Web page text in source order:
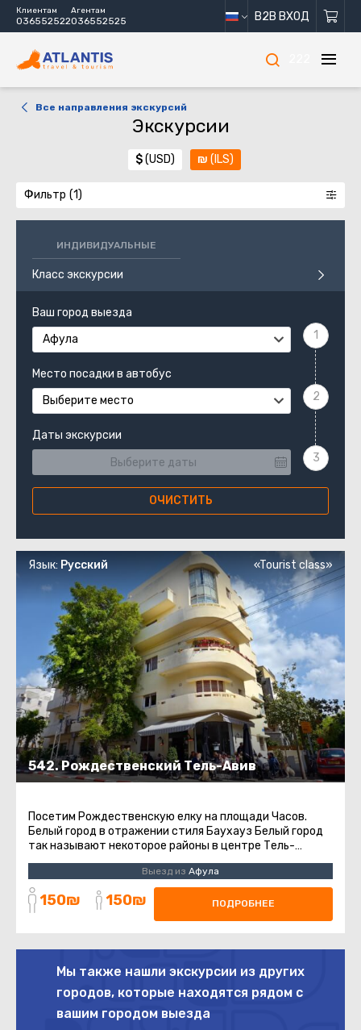
Клиентам
036552522
Агентам
036552525 B2B ВХОД
Все направления экскурсий
Экскурсии
$(USD) ₪ (ILS)
Фильтр
ИНДИВИДУАЛЬНЫЕ
Класс экскурсии
Ваш город выезда
Афула
Место посадки в автобус
Выберите место
Даты экскурсии
ОЧИСТИТЬ
542. Рождественский Тель-Авив
Язык: Русский «Tourist class»
Посетим Рождественскую елку на площади Часов.
Белый город в отражении стиля Баухауз Белый город
так называют некоторое районы в центре Тель-
Авива.Эти районы имеют высокую ...
Выезд из Афула
150₪ 150₪ ПОДРОБНЕЕ
Мы также нашли экскурсии из других
городов, которые находятся рядом с
вашим городом выезда